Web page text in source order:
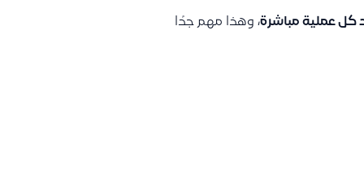
كل عملية مباشرة، وهذا مهم جدًا